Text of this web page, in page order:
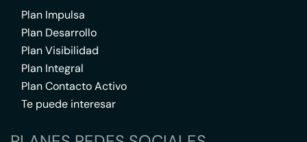
Plan Impulsa
Plan Desarrollo
Plan Visibilidad
Plan Integral
Plan Contacto Activo
Te puede interesar